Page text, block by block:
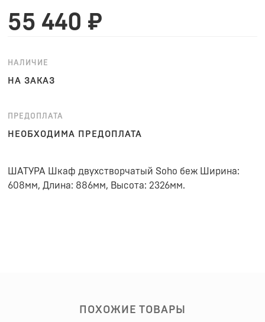
55 440 ₽
НАЛИЧИЕ
НА ЗАКАЗ
ПРЕДОПЛАТА
НЕОБХОДИМА ПРЕДОПЛАТА
ШАТУРА Шкаф двухстворчатый Soho беж Ширина:
608мм, Длина: 886мм, Высота: 2326мм.
ПОХОЖИЕ ТОВАРЫ